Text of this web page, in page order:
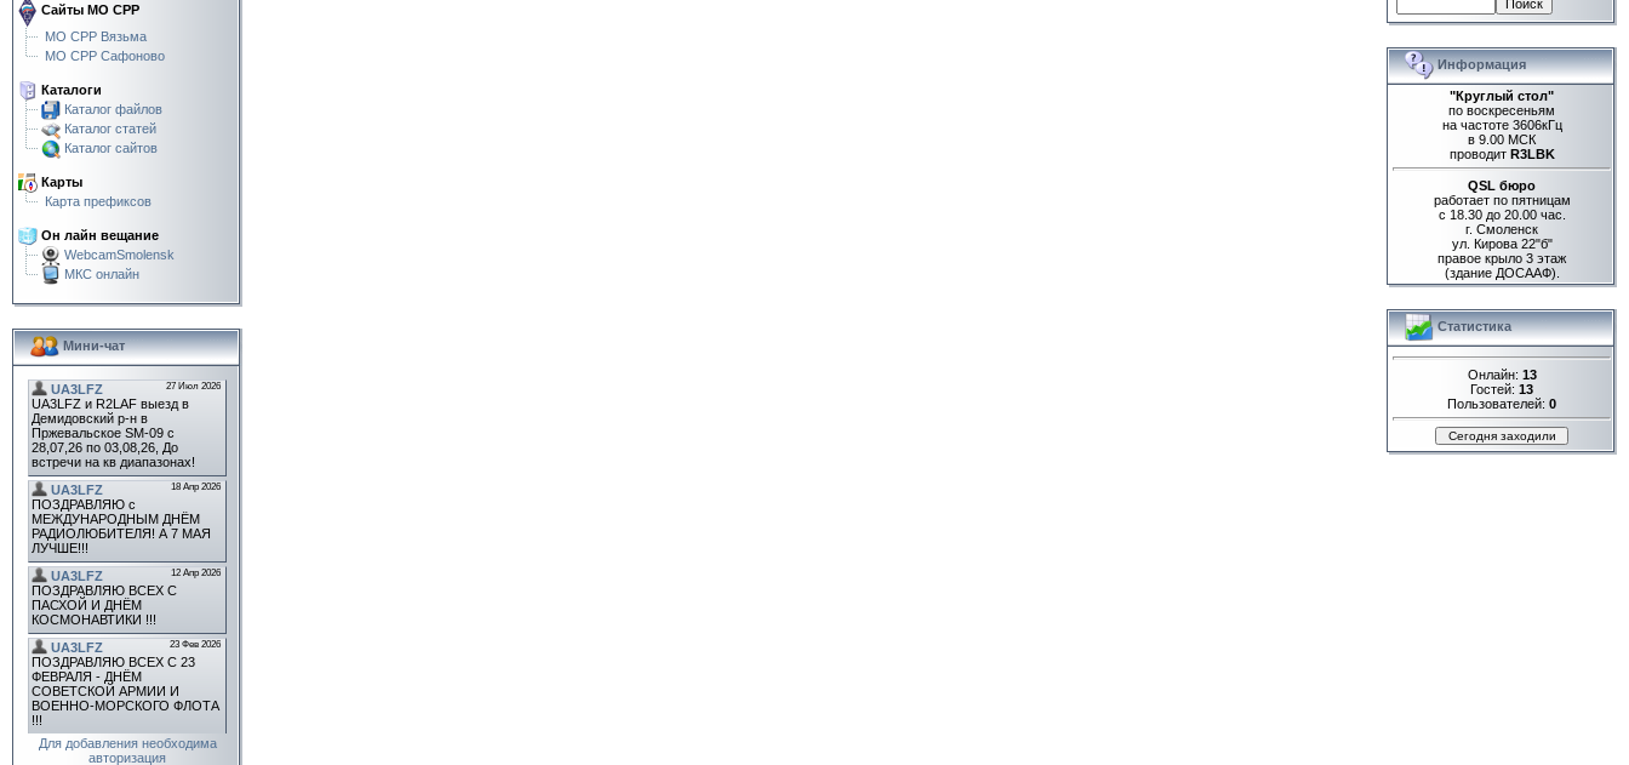
Сайты МО СРР
МО СРР Вязьма
МО СРР Сафоново
Каталоги
Каталог файлов
Каталог статей
Каталог сайтов
Карты
Карта префиксов
Он лайн вещание
WebcamSmolensk
МКС онлайн
Мини-чат
Для добавления необходима
авторизация
Информация
"Круглый стол"
по воскресеньям
на частоте 3606кГц
в 9.00 МСК
проводит R3LBK
QSL бюро
работает по пятницам
с 18.30 до 20.00 час.
г. Смоленск
ул. Кирова 22"б"
правое крыло 3 этаж
(здание ДОСААФ).
Статистика
Онлайн: 13
Гостей: 13
Пользователей: 0